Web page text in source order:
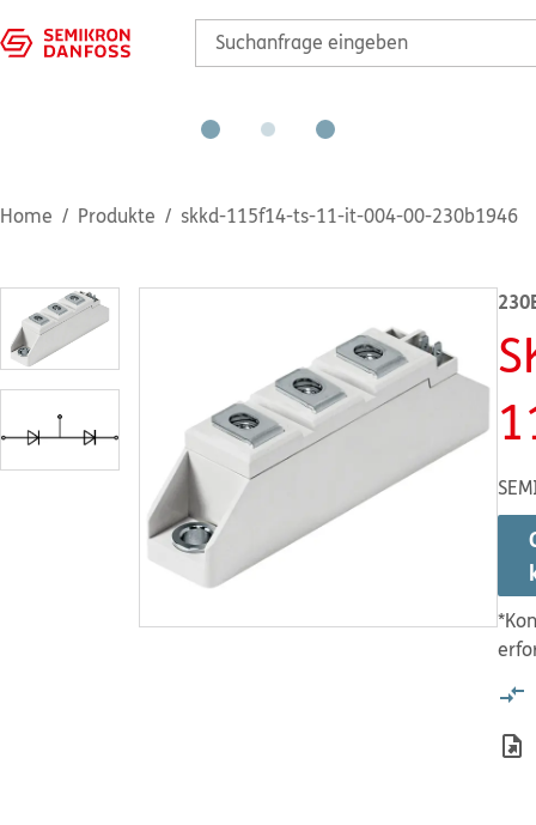
Home Produkte skkd-115f14-ts-11-it-004-00-230b1946